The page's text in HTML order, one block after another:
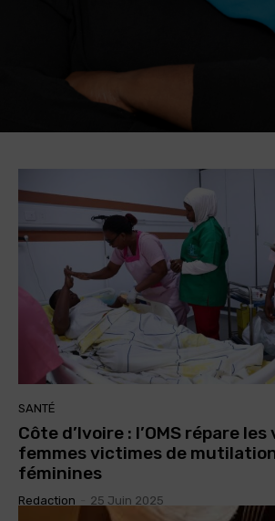
SANTÉ
Côte d’Ivoire : l’OMS répare les
femmes victimes de
féminines
Redaction 25 Juin 2025